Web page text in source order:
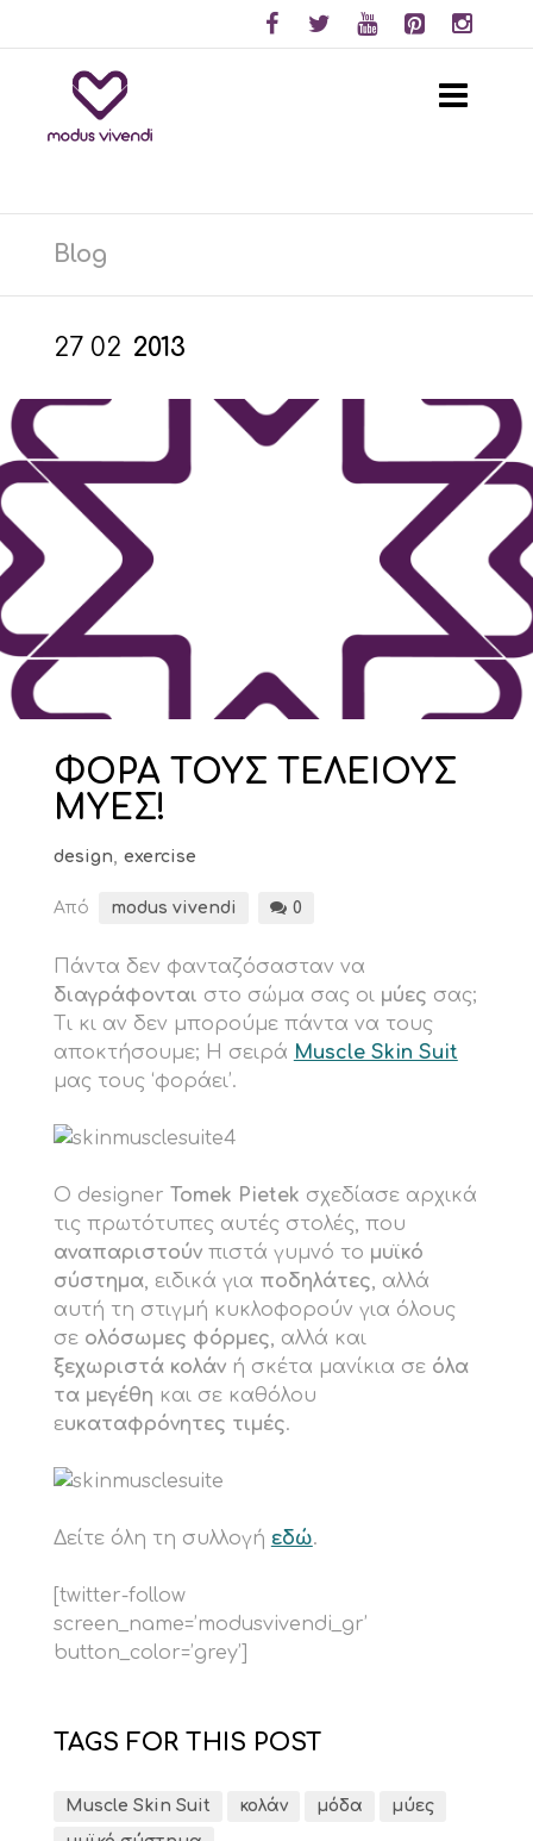
Blog
27 02 2013
ΦΟΡΑ ΤΟΥΣ ΤΕΛΕΙΟΥΣ
ΜΥΕΣ!
design exercise
Από modus vivendi 0
Πάντα δεν φανταζόσασταν να
διαγράφονται στο σώμα σας οι μύες σας;
Τι κι αν δεν μπορούμε πάντα να τους
αποκτήσουμε; Η σειρά Muscle Skin Suit
μας τους ‘φοράει’.
Ο designer Tomek Pietek σχεδίασε αρχικά
τις πρωτότυπες αυτές στολές, που
αναπαριστούν πιστά γυμνό το μυϊκό
σύστημα, ειδικά για ποδηλάτες, αλλά
αυτή τη στιγμή κυκλοφορούν για όλους
σε ολόσωμες φόρμες, αλλά και
ξεχωριστά κολάνή σκέτα μανίκια σε όλα
τα μεγέθη και σε καθόλου
ευκαταφρόνητες τιμές.
Δείτε όλη τη συλλογή εδώ.
[twitter-follow
screen_name=’modusvivendi_gr’
button_color=’grey’]
TAGS FOR THIS POST
Muscle Skin Suit κολάν μόδα
μύες